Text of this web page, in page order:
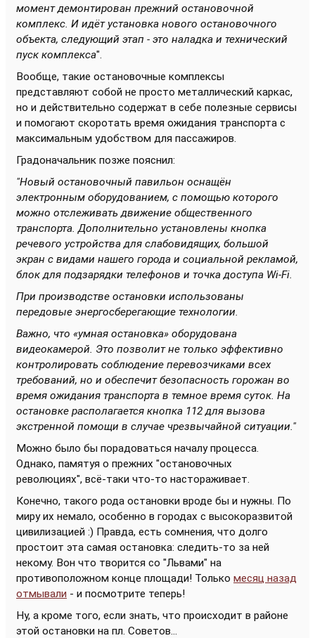
момент демонтирован прежний остановочной
комплекс. И идёт установка нового остановочного
объекта, следующий этап - это наладка и технический
пуск комплекса".
Вообще, такие остановочные комплексы
представляют собой не просто металлический каркас,
но и действительно содержат в себе полезные сервисы
и помогают скоротать время ожидания транспорта с
максимальным удобством для пассажиров.
Градоначальник позже пояснил:
"Новый остановочный павильон оснащён
электронным оборудованием, с помощью которого
можно отслеживать движение общественного
транспорта. Дополнительно установлены кнопка
речевого устройства для слабовидящих, большой
экран с видами нашего города и социальной рекламой,
блок для подзарядки телефонов и точка доступа Wi-Fi.
При производстве остановки использованы
передовые энергосберегающие технологии.
Важно, что «умная остановка» оборудована
видеокамерой. Это позволит не только эффективно
контролировать соблюдение перевозчиками всех
требований, но и обеспечит безопасность горожан во
время ожидания транспорта в темное время суток. На
остановке располагается кнопка 112 для вызова
экстренной помощи в случае чрезвычайной ситуации."
Можно было бы порадоваться началу процесса.
Однако, памятуя о прежних "остановочных
революциях", всё-таки что-то настораживает.
Конечно, такого рода остановки вроде бы и нужны. По
миру их немало, особенно в городах с высокоразвитой
цивилизацией :) Правда, есть сомнения, что долго
простоит эта самая остановка: следить-то за ней
некому. Вон что творится со "Львами" на
противоположном конце площади! Только месяц назад
отмывали - и посмотрите теперь!
Ну, а кроме того, если знать, что происходит в районе
этой остановки на пл. Советов...